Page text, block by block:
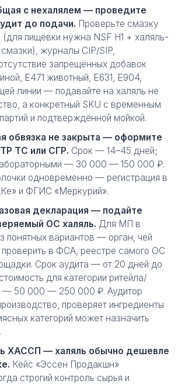
с нехалялем — проведите
до подачи. Проверьте смазку
(для пищёвки нужна NSF H1 + халяль-
журналы CIP/SIP,
запрещённых добавок
E471 животный, E631, E904,
линии — подавайте на халяль не
а конкретный SKU с временным
и подтверждённой мойкой.
обвязка не закрыта — оформите
ТС или СГР. Срок — 14–45 дней;
— 30 000 — 150 000 ₽.
одновременно — регистрация в
и ФГИС «Меркурий».
декларация — подайте
ОС халяль. Для МП в
понятных вариантов — орган, чей
в ФСА, реестре самого ОС
Срок аудита — от 20 дней до
для категории ритейла/
— 50 000 — 250 000 ₽. Аудитор
проверяет ингредиенты
категорий может назначить
ХАССП — халяль обычно дешевле
Кейс «Эссен Продакшн»
строгий контроль сырья и